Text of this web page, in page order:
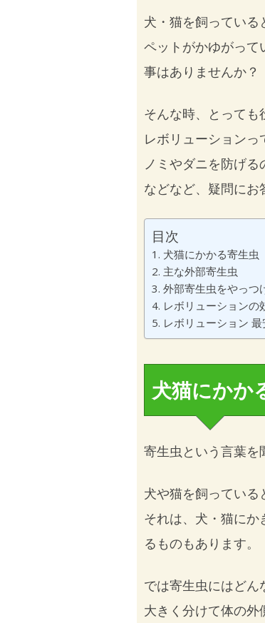
犬・猫を飼っている
ペットがかゆがっ
事はありませんか？
そんな時、とっても
レボリューションっ
ノミやダニを防げる
などなど、疑問にお
目次
犬猫にかかる寄生虫
主な外部寄生虫
外部寄生虫をやっつ
レボリューションの
レボリューション
犬猫にかか
寄生虫という言葉を
犬や猫を飼っている
それは、犬・猫に
るものもあります。
では寄生虫にはどん
大きく分けて体の